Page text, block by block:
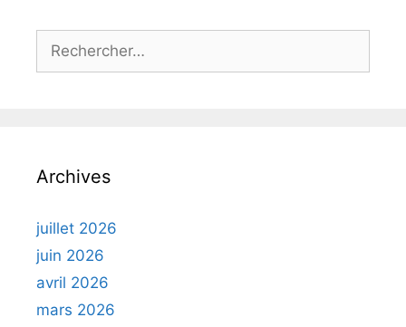
Rechercher :
Archives
juillet 2026
juin 2026
avril 2026
mars 2026